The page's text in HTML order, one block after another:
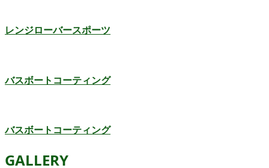
レンジローバースポーツ
バスボートコーティング
バスボートコーティング
GALLERY